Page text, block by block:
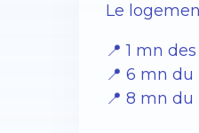
Le
📍 1 mn
📍 6 mn du
📍 8 mn